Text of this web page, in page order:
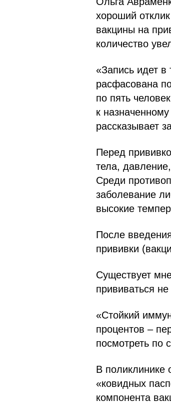
хороший
вакцины на
количество
«Запись идет в
расфасована
по пять
к
рассказывает
Перед
тела,
Среди
заболевание
высокие
После
прививки
Существует
прививаться
«Стойкий
процентов –
посмотреть по
В поликлинике
«ковидных
компонента